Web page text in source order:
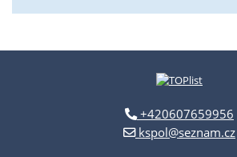
+420607659956
kspol@seznam.cz